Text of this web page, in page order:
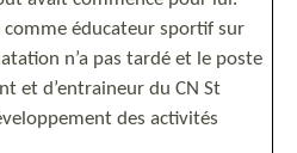
comme éducateur sportif sur
n’a pas tardé et le poste
et d’entraineur du CN St
des activités